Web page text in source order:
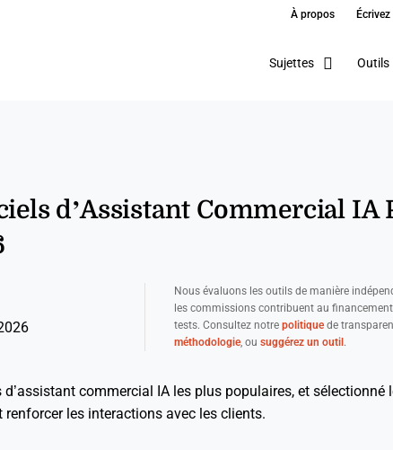
À propos
Sujettes Outils
d’Assistant Commercial IA
Nous évaluons les outils de manière
les commissions contribuent au
tests. Consultez notre politiquede
méthodologie, ou suggérez un outil .
commercial IA les plus populaires, et sélectionné
renforcer les interactions avec les clients.